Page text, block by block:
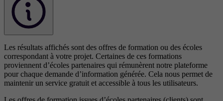
Les résultats affichés sont des offres de formation ou des écoles
correspondant à votre projet. Certaines de ces formations
proviennent d’écoles partenaires qui rémunèrent notre plateforme
pour chaque demande d’information générée. Cela nous permet de
maintenir un service gratuit et accessible à tous les utilisateurs.